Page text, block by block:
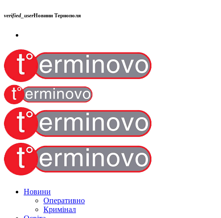
verified_userНовини Тернополя
Новини
Оперативно
Кримінал